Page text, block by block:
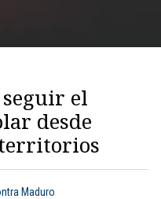
el
desde
Maduro